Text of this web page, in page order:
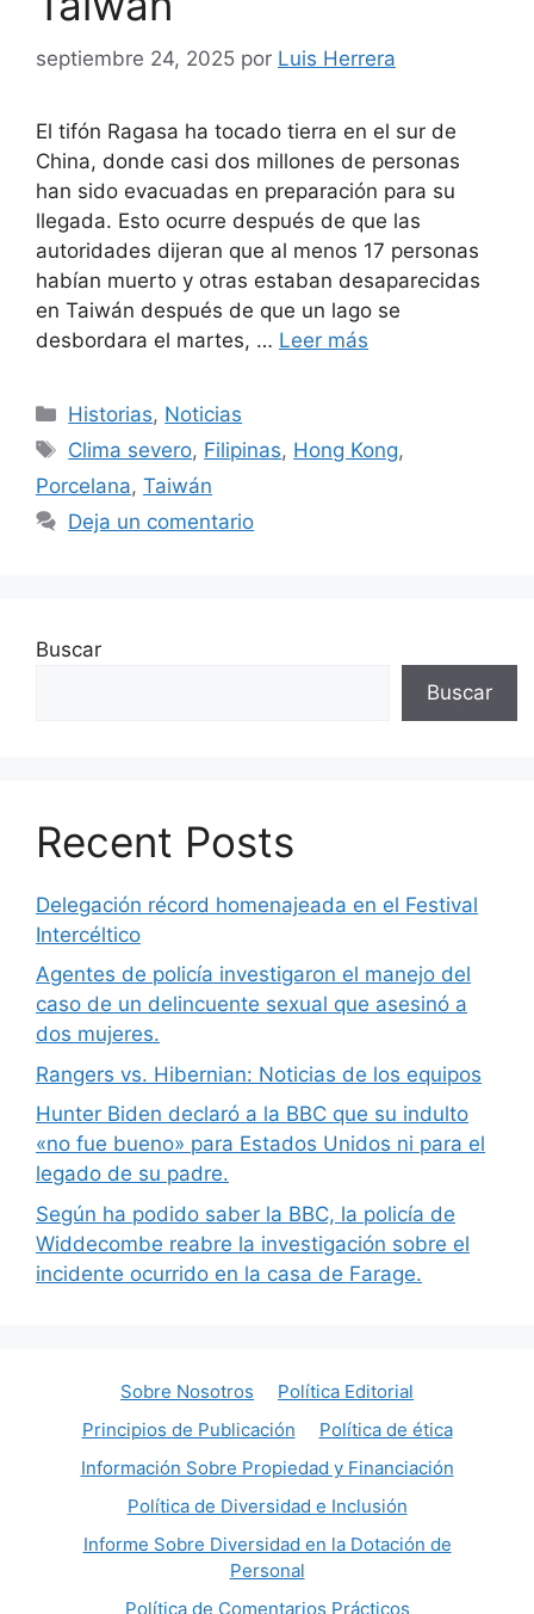
septiembre 24, 2025 por Luis Herrera
El tifón Ragasa ha tocado tierra en el sur de
China, donde casi dos millones de personas
han sido evacuadas en preparación para su
llegada. Esto ocurre después de que las
autoridades dijeran que al menos 17 personas
habían muerto y otras estaban desaparecidas
en Taiwán después de que un lago se
desbordara el martes, … Leer más
Categorías
Historias, Noticias
Etiquetas
Clima severo, Filipinas, Hong Kong,
Porcelana, Taiwán
Deja un comentario
Buscar
Buscar
Recent Posts
Delegación récord homenajeada en el Festival
Intercéltico
Agentes de policía investigaron el manejo del
caso de un delincuente sexual que asesinó a
dos mujeres.
Rangers vs. Hibernian: Noticias de los equipos
Hunter Biden declaró a la BBC que su indulto
«no fue bueno» para Estados Unidos ni para el
legado de su padre.
Según ha podido saber la BBC, la policía de
Widdecombe reabre la investigación sobre el
incidente ocurrido en la casa de Farage.
Sobre Nosotros
Política Editorial
Principios de Publicación
Política de ética
Información Sobre Propiedad y Financiación
Política de Diversidad e Inclusión
Informe Sobre Diversidad en la Dotación de
Personal
Política de Comentarios Prácticos